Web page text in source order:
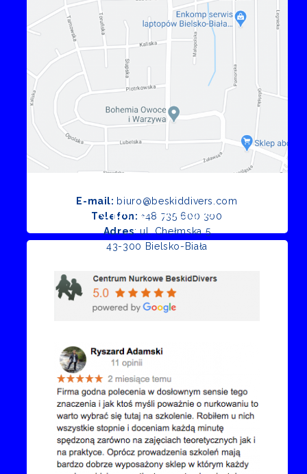
E-mail: biuro@beskiddivers.com
Telefon: +48 735 600 300
Adres: ul. Chełmska 5
43-300 Bielsko-Biała
Opinie Google